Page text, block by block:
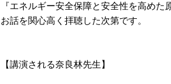
『エネルギー安全保障と安全性を高め
お話を関心高く拝聴した次第です。
【講演される奈良林先生】